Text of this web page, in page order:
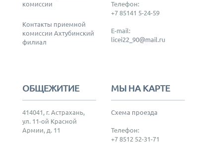
комиссии
Контакты приемной
комиссии Ахтубинский
филиал
Телефон:
+7 85141 5-24-59
E-mail:
licei22_90@mail.ru
ОБЩЕЖИТИЕ
414041, г. Астрахань,
ул. 11-ой Красной
Армии, д. 11
МЫ НА КАРТЕ
Схема проезда
Телефон:
+7 8512 52-31-71